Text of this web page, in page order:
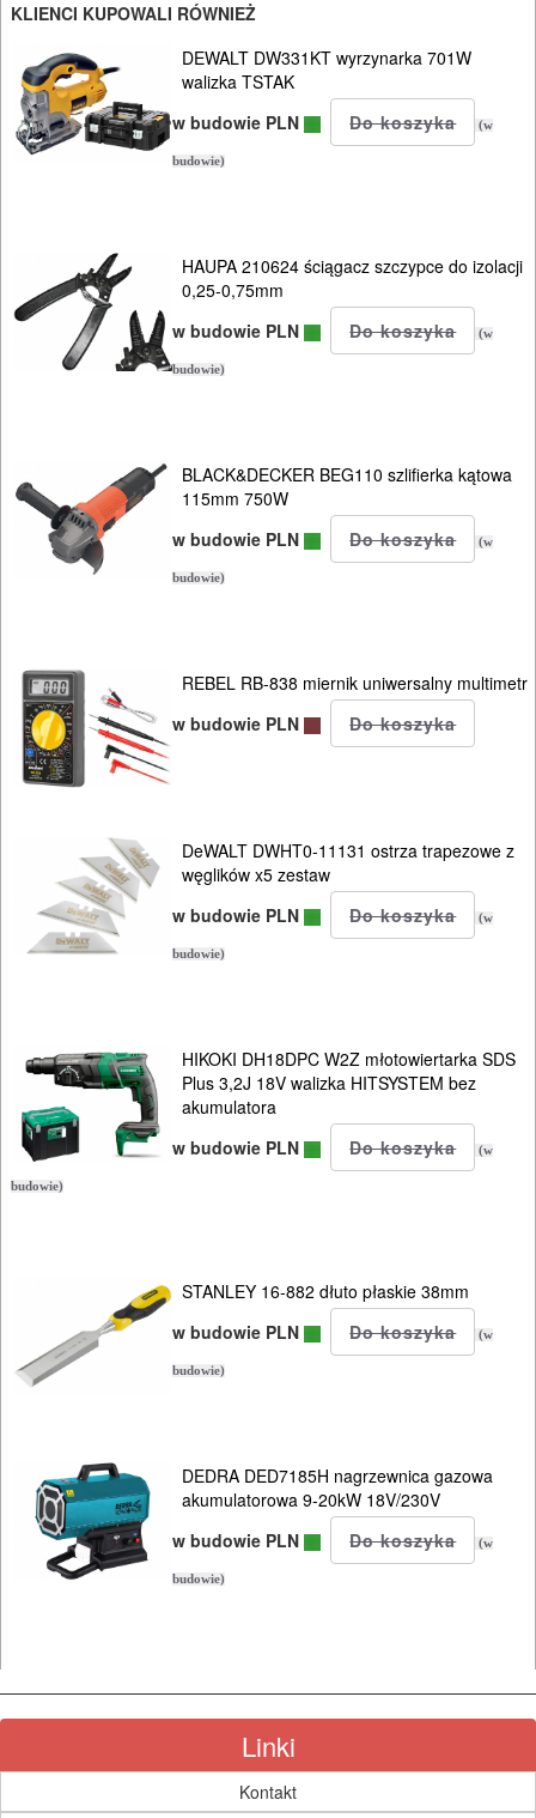
RĘCZNE
NARZĘDZIA
I
OSPRZĘT
INSTALACYJNE,
PALNIKI
PNEUMATYCZNE
NARZĘDZIA
SPAWALNICTWO
URZĄDZENIA
PROSTOWNIKI
I
OSPRZĘT
AGREGATY
PRĄDOWE
ODZIEŻ
ROBOCZA
I
SPRZĘT
AGD
OGRODNICZE
NARZĘDZIA
MYJKI
CIŚNIENIOWE
KLIENCI KUPOWALI RÓWNIEŻ
DEWALT DW331KT wyrzynarka 701W
walizka TSTAK
w budowie PLN
(w
budowie)
HAUPA 210624 ściągacz szczypce do izolacji
0,25-0,75mm
w budowie PLN
(w
budowie)
BLACK&DECKER BEG110 szlifierka kątowa
115mm 750W
w budowie PLN
(w
budowie)
REBEL RB-838 miernik uniwersalny multimetr
w budowie PLN
DeWALT DWHT0-11131 ostrza trapezowe z
węglików x5 zestaw
w budowie PLN
(w
budowie)
HIKOKI DH18DPC W2Z młotowiertarka SDS
Plus 3,2J 18V walizka HITSYSTEM bez
akumulatora
w budowie PLN
(w
budowie)
STANLEY 16-882 dłuto płaskie 38mm
w budowie PLN
(w
budowie)
DEDRA DED7185H nagrzewnica gazowa
akumulatorowa 9-20kW 18V/230V
w budowie PLN
(w
budowie)
Linki
Kontakt